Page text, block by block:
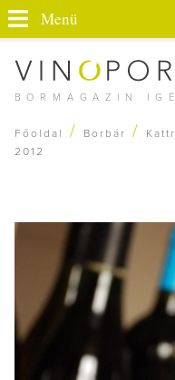
BORMAGAZIN
Menü
Főoldal / Borbár /
2012